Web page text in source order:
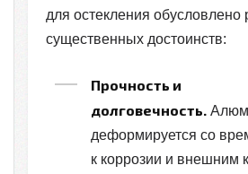
для остекления обусловлено
существенных достоинств:
Прочность и
долговечность.
деформируется со
к коррозии и внешним